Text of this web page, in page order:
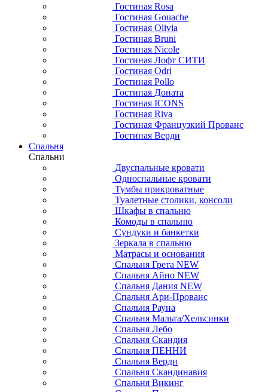
Гостиная Rosa
Гостиная Gouache
Гостиная Olivia
Гостиная Bruni
Гостиная Nicole
Гостиная Лофт СИТИ
Гостиная Odri
Гостиная Pollo
Гостиная Доната
Гостиная ICONS
Гостиная Riva
Гостиная Французкий Прованс
Гостиная Верди
Спальня
Спальни
Двуспальные кровати
Односпальные кровати
Тумбы прикроватные
Туалетные столики, консоли
Шкафы в спальню
Комоды в спальню
Сундуки и банкетки
Зеркала в спальню
Матрасы и основания
Спальня Грета NEW
Спальня Айно NEW
Спальня Дания NEW
Спальня Ари-Прованс
Спальня Рауна
Спальня Мальта/Хельсинки
Спальня Лебо
Спальня Скандия
Спальня ПЕННИ
Спальня Верди
Спальня Скандинавия
Спальня Викинг